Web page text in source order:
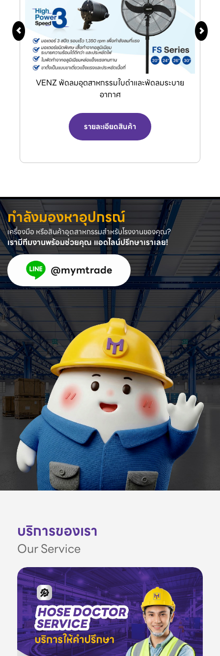
VENZ พัดลมอุตสาหกรรมใบดำและพัดลมระบาย
อากาศ
รายละเอียดสินค้า
กำลังมองหาอุปกรณ์
เครื่องมือ หรือสินค้าอุตสาหกรรมสำหรับโรงงานของคุณ?
เรามีทีมงานพร้อมช่วยคุณ แอดไลน์ปรึกษาเราเลย!
@mymtrade
บริการของเรา
Our Service